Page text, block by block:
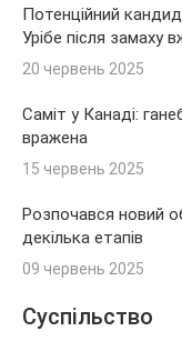
Потенційний
Урібе після замаху
20 червень 2025
Саміт у Канаді:
вражена
15 червень 2025
Розпочався новий
декілька етапів
09 червень 2025
Суспільство